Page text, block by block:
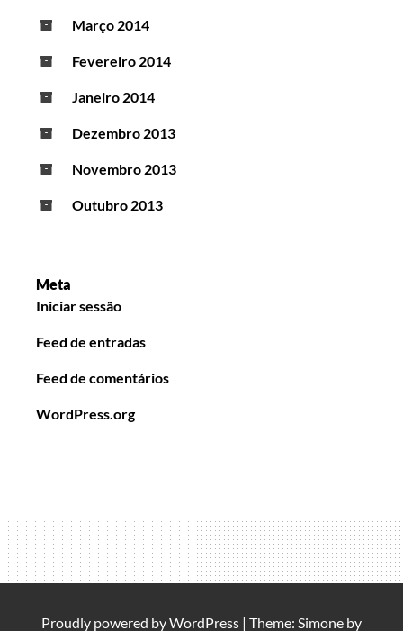
Março 2014
Fevereiro 2014
Janeiro 2014
Dezembro 2013
Novembro 2013
Outubro 2013
Meta
Iniciar sessão
Feed de entradas
Feed de comentários
WordPress.org
Proudly powered byWordPress | Theme: Simone by